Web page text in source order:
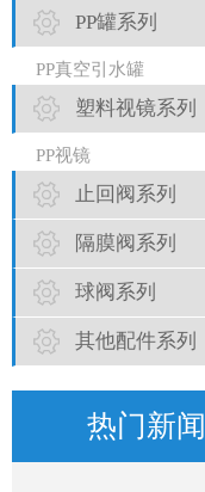
PP罐系列
PP真空引水罐
塑料视镜系列
PP视镜
止回阀系列
隔膜阀系列
球阀系列
其他配件系列
热门新闻